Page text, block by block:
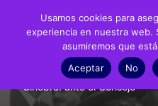
Noticias Historia
Ginebra: ante el Consejo
Usamos cookies para
experiencia en nuestra web.
asumiremos que
Aceptar
No
Fundación